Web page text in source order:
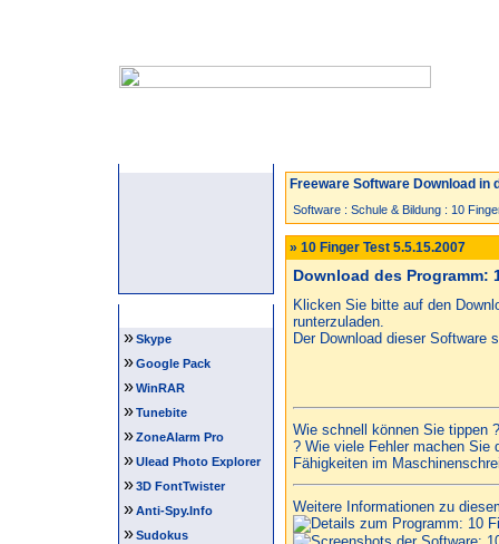
»Skype
»Google Pack
»WinRAR
»Tunebite
»ZoneAlarm Pro
»Ulead Photo Explorer
»3D FontTwister
»Anti-Spy.Info
»Sudokus
Freeware Software Download in
Software : Schule & Bildung : 10
» 10 Finger Test 5.5.15.2007
Download des Programm:
Klicken Sie bitte auf den
runterzuladen.
Der Download dieser Software
Wie schnell können Sie tippen
? Wie viele Fehler machen Sie
Fähigkeiten im
Weitere Informationen zu